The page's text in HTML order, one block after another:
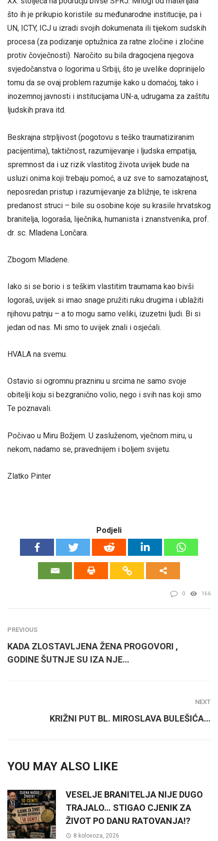
što ih je prikupio koristile su međunarodne institucije, pa i
UN, ICTY, ICJ u izradi svojih dokumenata ili tijekom sudskih
procesa (za podizanje optužnica za ratne zločine i zločine
protiv čovječnosti). Naročito su bila dragocjena njegova
svjedočanstva o logorima u Srbiji, što je uvelike doprinijelo
tomu da se ovaj problem razumije kako u domaćoj, tako i
inozemnoj javnosti i institucijama UN-a, udrugama za zaštitu
ljudskih prava itd.
Beskrajna strpljivost (pogotovu s teško traumatiziranim
pacijentima), taktičnost, razumijevanje i ljudska empatija,
spremnost da i uz rizik vlastitog života uvijek bude na
usluzi onima koji trebaju pomoć, a uz sve to samozatajnost,
neposredan pristup i razumijevanje za bližnje, te iskrena
predanost struci – bile su osobine koje su krasile hrvatskog
branitelja, logoraša, liječnika, humanista i znanstvenika, prof.
dr. sc. Mladena Lončara.
Zbogom Mladene.
Iako si se borio i s teškim vlastitim traumama kao bivši
logoraš, uvijek si imao snage pružiti ruku drugima i ublažiti
njihovu patnju – a to mogu samo veliki, izuzetni ljudi. Bi si
jedan od nas. Mi smo to uvijek znali i osjećali.
HVALA na svemu.
Ostavio si ogromnu prazninu u srcima ne samo svoje
obitelji koju si bezgranično volio, nego i svih nas koji smo
Te poznavali.
Počivao u Miru Božjem. U zasluženom, vječnom miru, u
nekom, nadamo se, pravednijem i boljem svijetu.
Zlatko Pinter
Podjeli
0 166
PREVIOUS
KADA ZLOSTAVLJENA ŽENA PROGOVORI ,
GODINE ŠUTNJE SU IZA NJE…
NEXT
KRIŽNI PUT BL. MIROSLAVA BULEŠIĆA…
YOU MAY ALSO LIKE
VESELJE BRANITELJA NIJE DUGO
TRAJALO… STIGAO CJENIK ZA
ŽIVOT PO DANU RATOVANJA!?
8 kolovoza, 2026